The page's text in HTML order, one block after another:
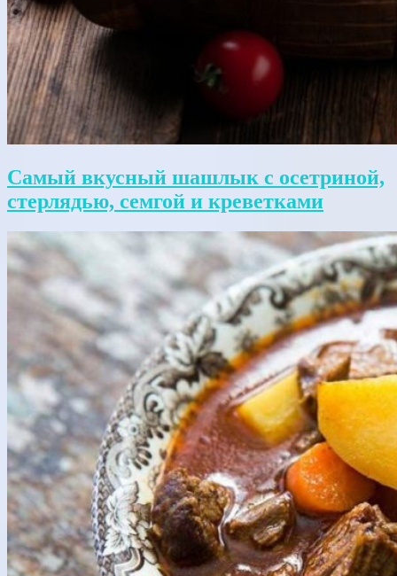
Самый вкусный шашлык с осетриной,
стерлядью, семгой и креветками